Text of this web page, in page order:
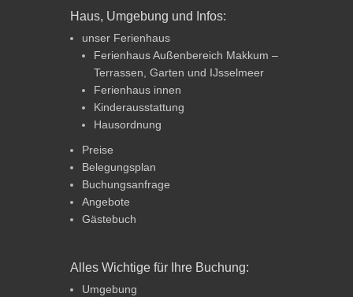
Haus, Umgebung und Infos:
unser Ferienhaus
Ferienhaus Außenbereich Makkum –
Terrassen, Garten und IJsselmeer
Ferienhaus innen
Kinderausstattung
Hausordnung
Preise
Belegungsplan
Buchungsanfrage
Angebote
Gästebuch
Alles Wichtige für Ihre Buchung:
Umgebung